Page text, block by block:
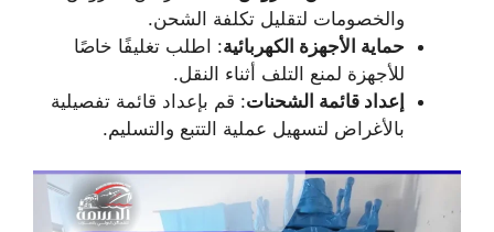
والخصومات لتقليل تكلفة الشحن.
حماية الأجهزة الكهربائية: اطلب تغليفًا خاصًا
للأجهزة لمنع التلف أثناء النقل.
إعداد قائمة الشحنات: قم بإعداد قائمة تفصيلية
بالأغراض لتسهيل عملية التتبع والتسليم.